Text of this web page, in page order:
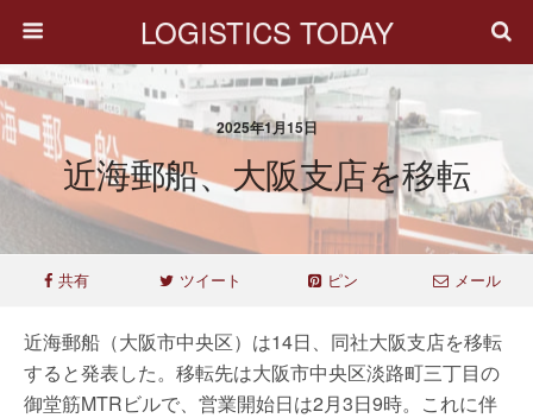
LOGISTICS TODAY
2025年1月15日
近海郵船、大阪支店を移転
共有 ツイート ピン メール
近海郵船（大阪市中央区）は14日、同社大阪支店を移転
すると発表した。移転先は大阪市中央区淡路町三丁目の
御堂筋MTRビルで、営業開始日は2月3日9時。これに伴